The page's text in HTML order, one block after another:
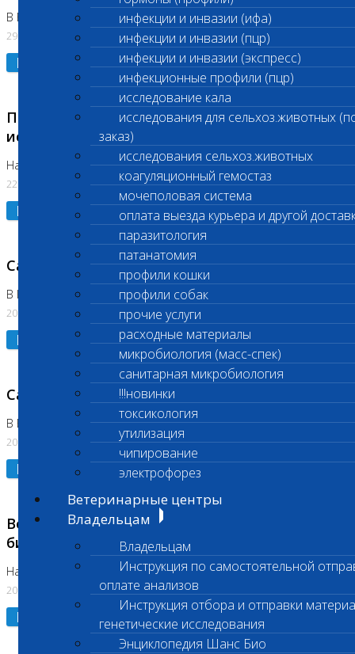
инфекции и инвазии (ифа)
инфекции и инвазии (пцр)
инфекции и инвазии (экспресс)
инфекционные профили (пцр)
исследование кала
исследования для сельхоз.животных
заказ)
исследования сельхоз.животных
коагуляционный гемостаз
мочеполовая система
оплата выезда курьера и другой
паразитология
патанатомия
профили кошки
профили собак
прочие услуги
расходные материалы
микробиология (масс-спек)
санитарная микробиология
!!!новинки
токсикология
утилизация
чипирование
электрофорез
Ветеринарные центры
Владельцам
Владельцам
Инструкция по самостоятельной
оплате анализов
Инструкция отбора и отправки
генетические исследования
Энциклопедия Шанс Био
В Бутово 29.07.26
29.07.2026
Подробнее
Приостановлено выполнение биохимических
исследований
На Нагорной. Код ( 123,310,309)
22.07.2026
Подробнее
Санитарные дни
В Коломне 24.07.2026 и 28.07.2026
20.07.2026
Подробнее
Санитарный день
В Бутово 21.07.2026
20.07.2026
Подробнее
Возобновлено выполнение срочных
биохимических исследований
На Нагорной
20.07.2026
Подробнее